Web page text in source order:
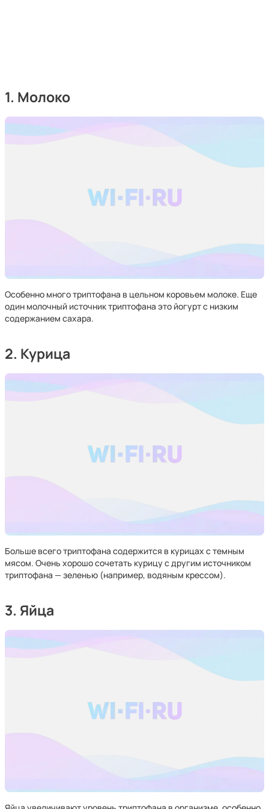
1. Молоко
Особенно много триптофана в цельном коровьем молоке. Еще
один молочный источник триптофана это йогурт с низким
содержанием сахара.
2. Курица
Больше всего триптофана содержится в курицах с темным
мясом. Очень хорошо сочетать курицу с другим источником
триптофана — зеленью (например, водяным крессом).
3. Яйца